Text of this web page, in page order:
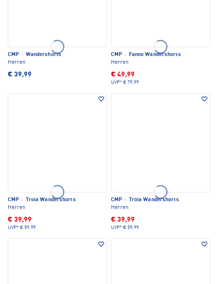
CMP · Wandershorts
Herren
€ 39,99
CMP ·
Fanno Wandershorts
Herren
€ 49,99
UVP* € 79,99
CMP ·
Troia Wandershorts
Herren
€ 39,99
UVP* € 59,99
CMP ·
Troia Wandershorts
Herren
€ 39,99
UVP* € 59,99